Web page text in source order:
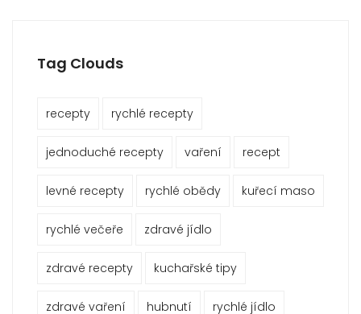
Tag Clouds
recepty rychlé recepty
jednoduché recepty vaření recept
levné recepty rychlé obědy kuřecí maso
rychlé večeře zdravé jídlo
zdravé recepty kuchařské tipy
zdravé vaření hubnutí rychlé jídlo